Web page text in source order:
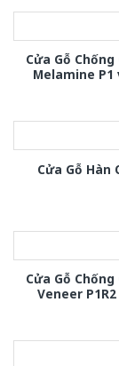
Cửa Gỗ Chống
Melamine P1
Cửa Gỗ Hàn
Cửa Gỗ Chống
Veneer